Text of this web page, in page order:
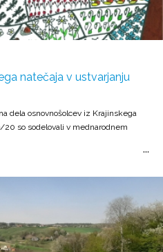
natečaja v ustvarjanju
dela osnovnošolcev iz Krajinskega
so sodelovali v mednarodnem